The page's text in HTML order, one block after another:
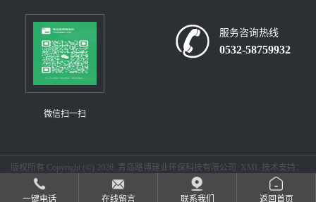
微信扫一扫
服务咨询热线
0532-58759932
版权所有 Copyright (©) 2026 青岛路博建业环保科技有限公司 XML 技术支持：
盖德化工网
一键电话
在线留言 联系我们 返回首页